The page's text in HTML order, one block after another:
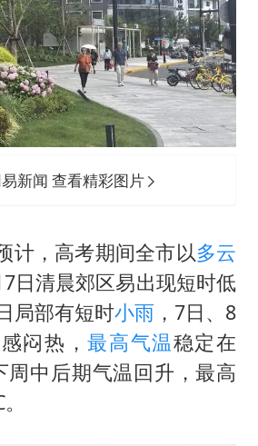
新闻 查看精彩图片
计，高考期间全市以多云
日清晨郊区易出现短时低
局部有短时小雨 ，7日、8
闷热，最高气温稳定在
中后期气温回升，最高